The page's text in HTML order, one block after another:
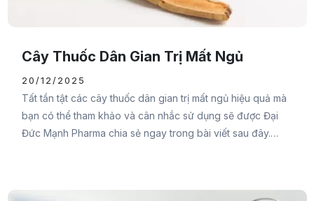
Cây Thuốc Dân Gian Trị Mất Ngủ
20/12/2025
Tất tần tật các cây thuốc dân gian trị mất ngủ hiệu quả mà
bạn có thể tham khảo và cân nhắc sử dụng sẽ được Đại
Đức Mạnh Pharma chia sẻ ngay trong bài viết sau đây.